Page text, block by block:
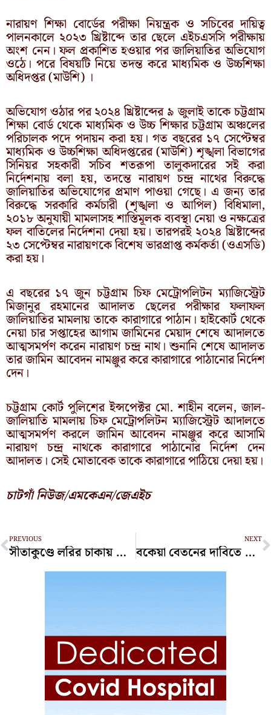
নারায়ণ শিক্ষা বোর্ডের পরীক্ষা নিয়ন্ত্রক ও সচিবের দায়িত্ব
পালনকালে ২০২৩ খ্রিষ্টাব্দে তার ছেলে এইচএসসি পরীক্ষায়
অংশ নেন। ফল প্রকাশিত হওয়ার পর জালিয়াতির অভিযোগ
ওঠে। পরে বিষয়টি নিয়ে তদন্ত করে মাধ্যমিক ও উচ্চশিক্ষা
অধিদপ্তর (মাউশি) ।
অভিযোগ ওঠার পর ২০২৪ খ্রিষ্টাব্দের ৯ জুলাই তাকে চট্টগ্রাম
শিক্ষা বোর্ড থেকে মাধ্যমিক ও উচ্চ শিক্ষার চট্টগ্রাম অঞ্চলের
পরিচালক পদে পদায়ন করা হয়। গত বছরের ১৭ সেপ্টেম্বর
মাধ্যমিক ও উচ্চশিক্ষা অধিদপ্তরের (মাউশি) শৃঙ্খলা বিভাগের
সিনিয়র সহকারী সচিব শতরূপা তালুকদারের সই করা
নির্দেশনায় বলা হয়, তদন্তে নারায়ণ চন্দ্র নাথের বিরুদ্ধে
জালিয়াতির অভিযোগের প্রমাণ পাওয়া গেছে। এ জন্য তার
বিরুদ্ধে সরকারি কর্মচারী (শৃঙ্খলা ও আপিল) বিধিমালা,
২০১৮ অনুযায়ী মামলাসহ শাস্তিমূলক ব্যবস্থা নেয়া ও নক্ষত্রের
ফল বাতিলের নির্দেশনা দেয়া হয়। তারপরই ২০২৪ খ্রিষ্টাব্দের
২৩ সেপ্টেম্বর নারায়ণকে বিশেষ ভারপ্রাপ্ত কর্মকর্তা (ওএসডি)
করা হয়।
এ বছরের ১৭ জুন চট্টগ্রাম চিফ মেট্রোপলিটন ম্যাজিস্ট্রেট
মিজানুর রহমানের আদালত ছেলের পরীক্ষার ফলাফল
জালিয়াতির মামলায় তাকে কারাগারে পাঠান। হাইকোর্ট থেকে
নেয়া চার সপ্তাহের আগাম জামিনের মেয়াদ শেষে আদালতে
আত্মসমর্পণ করেন নারায়ণ চন্দ্র নাথ। শুনানি শেষে আদালত
তার জামিন আবেদন নামঞ্জুর করে কারাগারে পাঠানোর নির্দেশ
দেন।
চট্টগ্রাম কোর্ট পুলিশের ইন্সপেক্টর মো. শাহীন বলেন, জাল-
জালিয়াতি মামলায় চিফ মেট্রোপলিটন ম্যাজিস্ট্রেট আদালতে
আত্মসমর্পণ করলে জামিন আবেদন নামঞ্জুর করে আসামি
নারায়ণ চন্দ্র নাথকে কারাগারে পাঠানোর নির্দেশ দেন
আদালত। সেই মোতাবেক তাকে কারাগারে পাঠিয়ে দেয়া হয়।
চাটগাঁ নিউজ/এমকেএন/জেএইচ
Prev
PREVIOUS
সীতাকুণ্ডে লরির চাকায় পিষ্ট হয়ে পিকআপ চালক নিহত
NEXT
বকেয়া বেতনের দাবিতে সিইপিজেড শ্রমিকদের সড়ক অবরোধ